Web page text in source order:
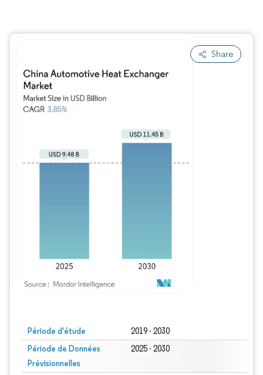
Share
Période d'étude 2019 - 2030
Période de Données
Prévisionnelles
2025 - 2030